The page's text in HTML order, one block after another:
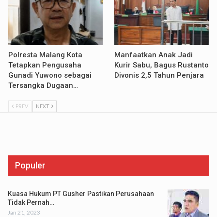
Polresta Malang Kota
Tetapkan Pengusaha
Gunadi Yuwono sebagai
Tersangka Dugaan…
Manfaatkan Anak Jadi
Kurir Sabu, Bagus Rustanto
Divonis 2,5 Tahun Penjara
PREV NEXT
Populer
Kuasa Hukum PT Gusher Pastikan Perusahaan
Tidak Pernah…
Jan 21, 2023